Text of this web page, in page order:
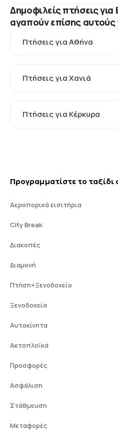
Δημοφιλείς πτήσεις
αγαπούν επίσης
Πτήσεις για Αθήνα
Πτήσεις για Χανιά
Πτήσεις για Κέρκυρα
Προγραμματίστε το ταξίδι
Αεροπορικά εισιτήρια
City Break
Διακοπές
Διαμονή
Πτήση+Ξενοδοχείο
Ξενοδοχεία
Αυτοκίνητα
Ακτοπλοϊκά
Προσφορές
Ασφάλιση
Στάθμευση
Μεταφορές